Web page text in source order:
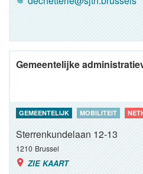
Gemeentelijke
GEMEENTELIJK MOBILITEIT
Sterrenkundelaan 12-13
1210 Brussel
ZIE KAART